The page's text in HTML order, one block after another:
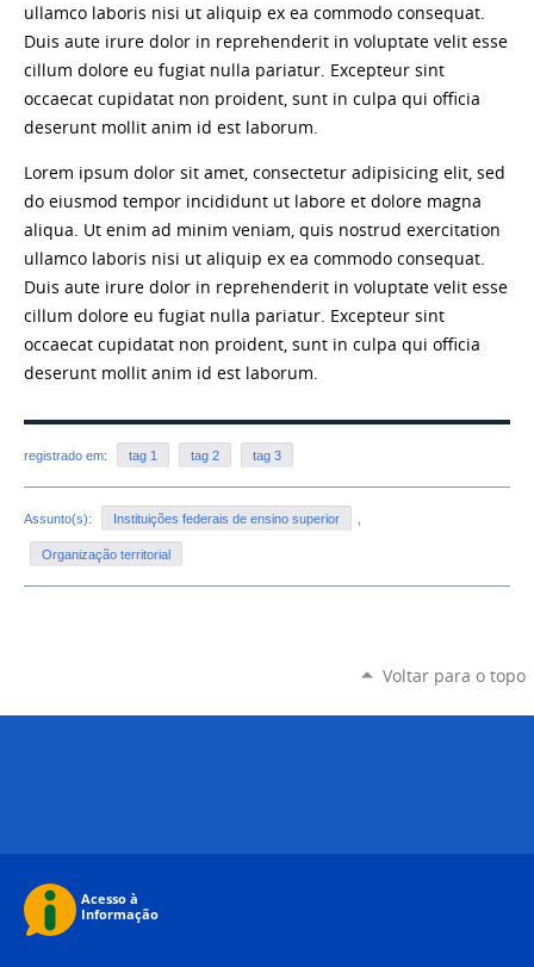
ullamco laboris nisi ut aliquip ex ea commodo consequat.
Duis aute irure dolor in reprehenderit in voluptate velit esse
cillum dolore eu fugiat nulla pariatur. Excepteur sint
occaecat cupidatat non proident, sunt in culpa qui officia
deserunt mollit anim id est laborum.
Lorem ipsum dolor sit amet, consectetur adipisicing elit, sed
do eiusmod tempor incididunt ut labore et dolore magna
aliqua. Ut enim ad minim veniam, quis nostrud exercitation
ullamco laboris nisi ut aliquip ex ea commodo consequat.
Duis aute irure dolor in reprehenderit in voluptate velit esse
cillum dolore eu fugiat nulla pariatur. Excepteur sint
occaecat cupidatat non proident, sunt in culpa qui officia
deserunt mollit anim id est laborum.
registrado em: tag 1 tag 2 tag 3
Assunto(s): Instituições federais de ensino superior
Organização territorial
Voltar para o topo